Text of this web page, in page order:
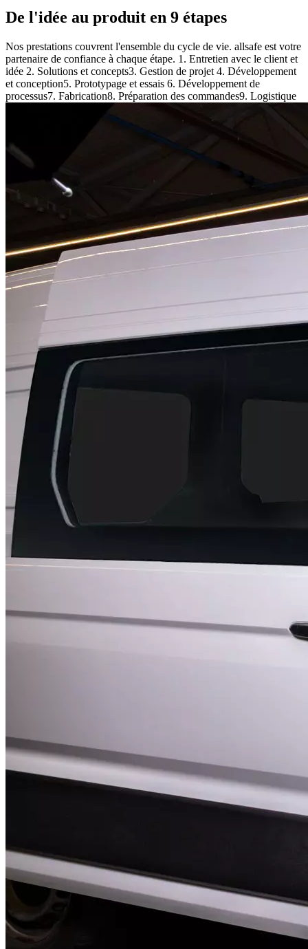
De l'idée au produit en 9 étapes
Nos prestations couvrent l'ensemble du cycle de vie. allsafe est votre
partenaire de confiance à chaque étape. 1. Entretien avec le client et
idée 2. Solutions et concepts3. Gestion de projet 4. Développement
et conception5. Prototypage et essais 6. Développement de
processus7. Fabrication8. Préparation des commandes9. Logistique